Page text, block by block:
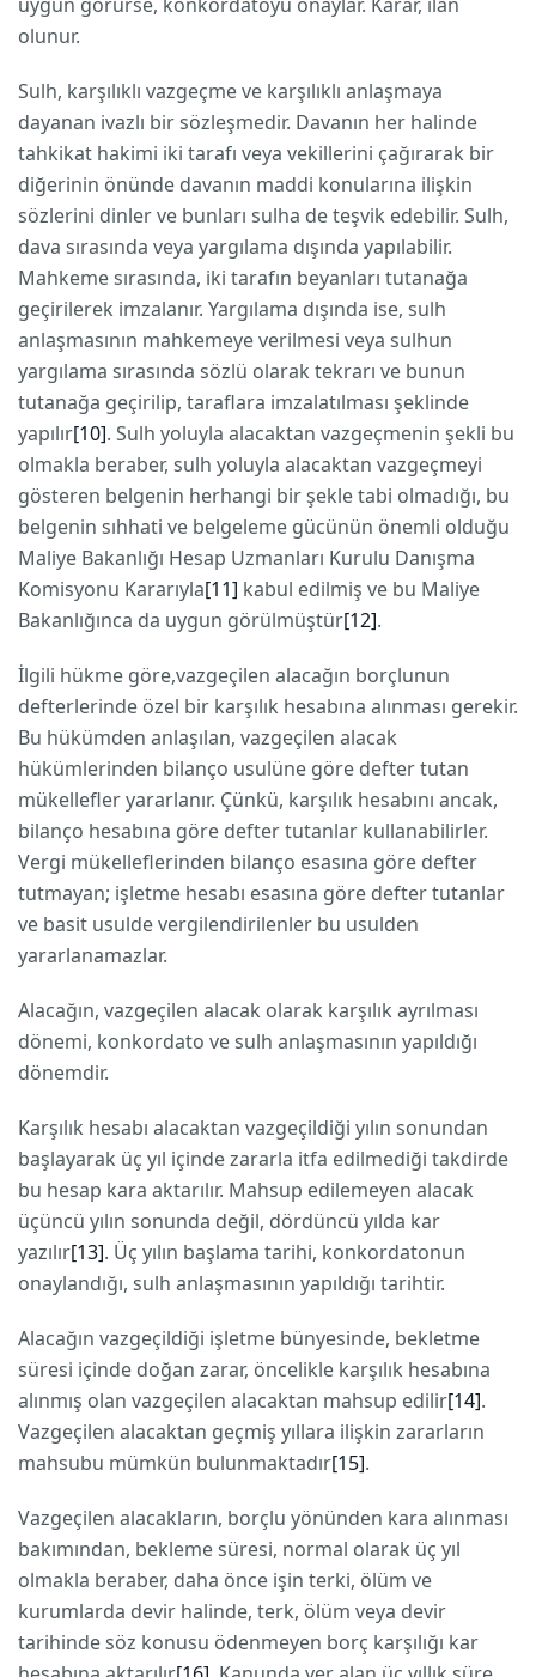
olunur.
Sulh, karşılıklı vazgeçme ve karşılıklı anlaşmaya
dayanan ivazlı bir sözleşmedir. Davanın her halinde
tahkikat hakimi iki tarafı veya vekillerini çağırarak bir
diğerinin önünde davanın maddi konularına ilişkin
sözlerini dinler ve bunları sulha de teşvik edebilir. Sulh,
dava sırasında veya yargılama dışında yapılabilir.
Mahkeme sırasında, iki tarafın beyanları tutanağa
geçirilerek imzalanır. Yargılama dışında ise, sulh
anlaşmasının mahkemeye verilmesi veya sulhun
yargılama sırasında sözlü olarak tekrarı ve bunun
tutanağa geçirilip, taraflara imzalatılması şeklinde
yapılır[10]. Sulh yoluyla alacaktan vazgeçmenin şekli bu
olmakla beraber, sulh yoluyla alacaktan vazgeçmeyi
gösteren belgenin herhangi bir şekle tabi olmadığı, bu
belgenin sıhhati ve belgeleme gücünün önemli olduğu
Maliye Bakanlığı Hesap Uzmanları Kurulu Danışma
Komisyonu Kararıyla[11] kabul edilmiş ve bu Maliye
Bakanlığınca da uygun görülmüştür[12].
İlgili hükme göre,vazgeçilen alacağın borçlunun
defterlerinde özel bir karşılık hesabına alınması gerekir.
Bu hükümden anlaşılan, vazgeçilen alacak
hükümlerinden bilanço usulüne göre defter tutan
mükellefler yararlanır. Çünkü, karşılık hesabını ancak,
bilanço hesabına göre defter tutanlar kullanabilirler.
Vergi mükelleflerinden bilanço esasına göre defter
tutmayan; işletme hesabı esasına göre defter tutanlar
ve basit usulde vergilendirilenler bu usulden
yararlanamazlar.
Alacağın, vazgeçilen alacak olarak karşılık ayrılması
dönemi, konkordato ve sulh anlaşmasının yapıldığı
dönemdir.
Karşılık hesabı alacaktan vazgeçildiği yılın sonundan
başlayarak üç yıl içinde zararla itfa edilmediği takdirde
bu hesap kara aktarılır. Mahsup edilemeyen alacak
üçüncü yılın sonunda değil, dördüncü yılda kar
yazılır[13]. Üç yılın başlama tarihi, konkordatonun
onaylandığı, sulh anlaşmasının yapıldığı tarihtir.
Alacağın vazgeçildiği işletme bünyesinde, bekletme
süresi içinde doğan zarar, öncelikle karşılık hesabına
alınmış olan vazgeçilen alacaktan mahsup edilir[14].
Vazgeçilen alacaktan geçmiş yıllara ilişkin zararların
mahsubu mümkün bulunmaktadır[15].
Vazgeçilen alacakların, borçlu yönünden kara alınması
bakımından, bekleme süresi, normal olarak üç yıl
olmakla beraber, daha önce işin terki, ölüm ve
kurumlarda devir halinde, terk, ölüm veya devir
tarihinde söz konusu ödenmeyen borç karşılığı kar